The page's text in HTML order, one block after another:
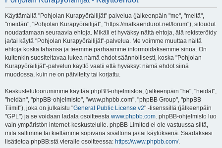
Käyttämällä "Pohjolan Kurapyöräilijät" palvelua (jälkeenpäin "me", "meitä",
"meidän", "Pohjolan Kurapyöräilijät", "https://matkaendurot.net/forum"), sitoudut
noudattamaan seuraavia ehtoja. Mikäli et hyväksy näitä ehtoja, älä rekisteröidy
ja/tai käytä "Pohjolan Kurapyöräilijät"-palvelua. Me voimme muuttaa näitä
ehtoja koska tahansa ja teemme parhaamme informoidaksemme sinua. On
kuitenkin suositeltavaa lukea nämä ehdot säännöllisesti, koska "Pohjolan
Kurapyöräilijät"-palvelun käyttö vaatii että hyväksyt nämä ehdot siinä
muodossa, kuin ne on päivitetty tai korjattu.
Keskustelufoorumimme käyttää phpBB-ohjelmistoa, (jälkeenpäin "he", "heidät",
"heidän", "phpBB-ohjelmisto", "www.phpbb.com", "phpBB Group", "phpBB
Tiimit"), joka on julkaistu "General Public License v2" -lisenssillä (jälkeenpäin
"GPL") ja se voidaan ladata osoitteesta www.phpbb.com. phpBB-ohjelmisto luo
vain ympäristön internet-keskustelulle. phpBB Limited ei ole vastuussa siitä,
mitä sallimme tai kiellämme sopivana sisältönä ja/tai käytöksenä. Saadaksesi
lisätietoa phpBB:stä vieraile osoitteessa: https://www.phpbb.com/.